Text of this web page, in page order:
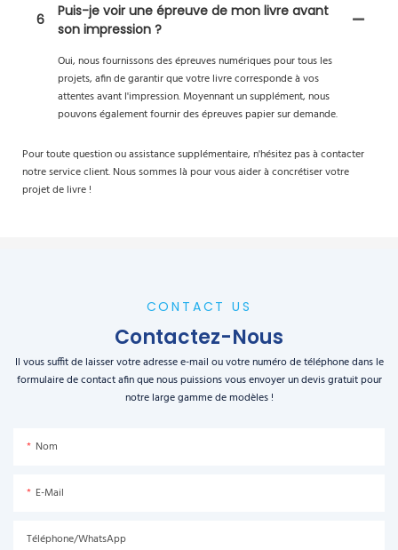
6
Puis-je voir une épreuve de mon livre avant
son impression ?
Oui, nous fournissons des épreuves numériques pour tous les
projets, afin de garantir que votre livre corresponde à vos
attentes avant l'impression. Moyennant un supplément, nous
pouvons également fournir des épreuves papier sur demande.
Pour toute question ou assistance supplémentaire, n'hésitez pas à contacter
notre service client. Nous sommes là pour vous aider à concrétiser votre
projet de livre !
CONTACT US
Contactez-Nous
Il vous suffit de laisser votre adresse e-mail ou votre numéro de téléphone dans le
formulaire de contact afin que nous puissions vous envoyer un devis gratuit pour
notre large gamme de modèles !
Nom
E-Mail
Téléphone/WhatsApp